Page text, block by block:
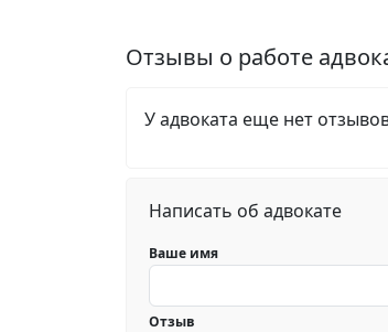
Отзывы о работе
У адвоката еще нет
Написать об адвокате
Ваше имя
Отзыв